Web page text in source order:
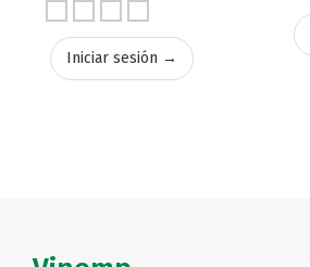
Iniciar sesión →